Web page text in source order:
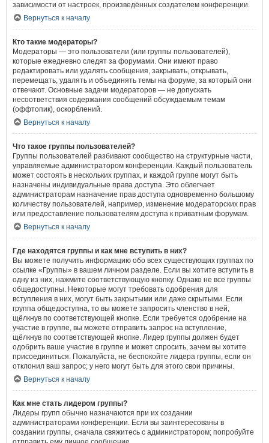
зависимости от настроек, произведённых создателем конференции.
Вернуться к началу
Кто такие модераторы?
Модераторы — это пользователи (или группы пользователей),
которые ежедневно следят за форумами. Они имеют право
редактировать или удалять сообщения, закрывать, открывать,
перемещать, удалять и объединять темы на форуме, за который они
отвечают. Основные задачи модераторов — не допускать
несоответствия содержания сообщений обсуждаемым темам
(оффтопик), оскорблений.
Вернуться к началу
Что такое группы пользователей?
Группы пользователей разбивают сообщество на структурные части,
управляемые администратором конференции. Каждый пользователь
может состоять в нескольких группах, и каждой группе могут быть
назначены индивидуальные права доступа. Это облегчает
администраторам назначение прав доступа одновременно большому
количеству пользователей, например, изменение модераторских прав
или предоставление пользователям доступа к приватным форумам.
Вернуться к началу
Где находятся группы и как мне вступить в них?
Вы можете получить информацию обо всех существующих группах по
ссылке «Группы» в вашем личном разделе. Если вы хотите вступить в
одну из них, нажмите соответствующую кнопку. Однако не все группы
общедоступны. Некоторые могут требовать одобрения для
вступления в них, могут быть закрытыми или даже скрытыми. Если
группа общедоступна, то вы можете запросить членство в ней,
щёлкнув по соответствующей кнопке. Если требуется одобрение на
участие в группе, вы можете отправить запрос на вступление,
щёлкнув по соответствующей кнопке. Лидер группы должен будет
одобрить ваше участие в группе и может спросить, зачем вы хотите
присоединиться. Пожалуйста, не беспокойте лидера группы, если он
отклонил ваш запрос; у него могут быть для этого свои причины.
Вернуться к началу
Как мне стать лидером группы?
Лидеры групп обычно назначаются при их создании
администраторами конференции. Если вы заинтересованы в
создании группы, сначала свяжитесь с администратором; попробуйте